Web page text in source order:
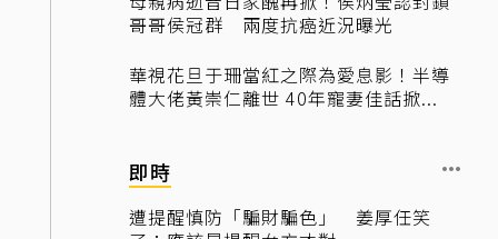
哥哥侯冠群 兩度抗癌近況曝光
華視花旦于珊當紅之際為愛息影！半導
體大佬黃崇仁離世 40年寵妻佳話掀...
即時
遭提醒慎防「騙財騙色」 姜厚任笑